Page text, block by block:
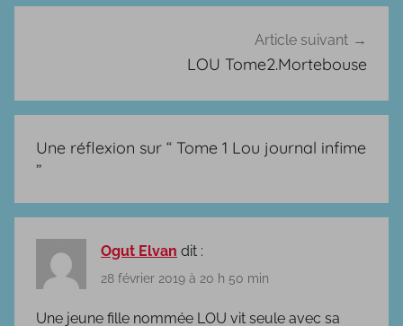
Article suivant
LOU Tome2.Mortebouse
Une réflexion sur “ Tome 1 Lou journal infime
”
Ogut Elvan dit :
28 février 2019 à 20 h 50 min
Une jeune fille nommée LOU vit seule avec sa